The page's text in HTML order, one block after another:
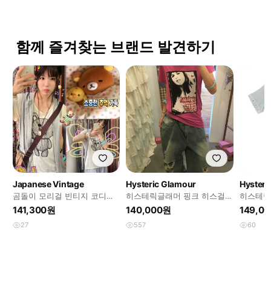
함께 즐겨찾는 브랜드 발견하기
Japanese Vintage
곰돌이 모리걸 빈티지 코디세
트 5pcs
141,300원
27
Hysteric Glamour
히스테릭글래머 핑크 히스걸
반팔티
140,000원
557
히스테
퍽베어
60